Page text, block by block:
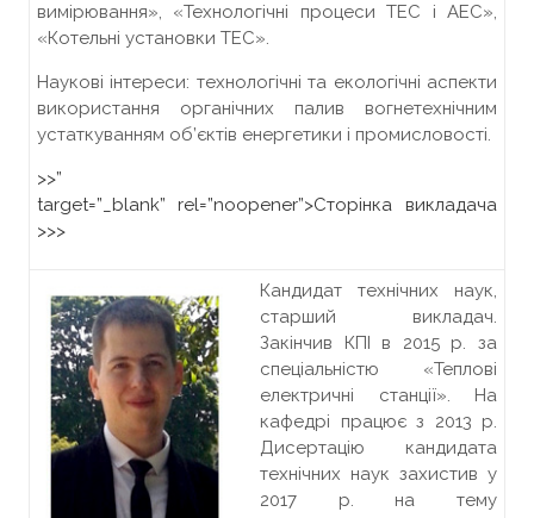
вимірювання», «Технологічні процеси ТЕС і АЕС»,
«Котельні установки ТЕС».
Наукові інтереси: технологічні та екологічні аспекти
використання органічних палив вогнетехнічним
устаткуванням об’єктів енергетики і промисловості.
>>”
target=”_blank” rel=”noopener”>Сторінка викладача
>>>
Кандидат технічних наук,
старший викладач.
Закінчив КПІ в 2015 р. за
спеціальністю «Теплові
електричні станції». На
кафедрі працює з 2013 р.
Дисертацію кандидата
технічних наук захистив у
2017 р. на тему